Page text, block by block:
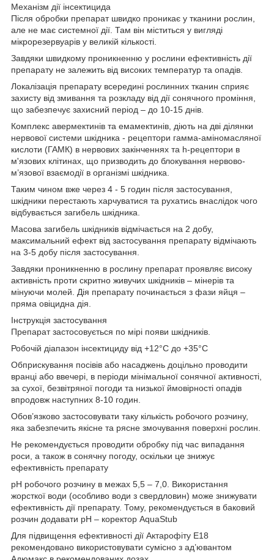
Механізм дії інсектицида
Після обробки препарат швидко проникає у тканини рослин,
але не має системної дії. Там він міститься у вигляді
мікрорезервуарів у великій кількості.
Завдяки швидкому проникненню у рослини ефективність дії
препарату не залежить від високих температур та опадів.
Локалізація препарату всередині рослинних тканин сприяє
захисту від змивання та розкладу від дії сонячного проміння,
що забезпечує захисний період – до 10-15 днів.
Комплекс авермектинів та емамектинів, діють на дві ділянки
нервової системи шкідника - рецептори гамма-аміномасляної
кислоти (ГАМК) в нервових закінченнях та h-рецептори в
м'язових клітинах, що призводить до блокування нервово-
м’язової взаємодії в організмі шкідника.
Таким чином вже через 4 - 5 годин після застосування,
шкідники перестають харчуватися та рухатись внаслідок чого
відбувається загибель шкідника.
Масова загибель шкідників відмічається на 2 добу,
максимальний ефект від застосування препарату відмічають
на 3-5 добу після застосування.
Завдяки проникненню в рослину препарат проявляє високу
активність проти скритно живучих шкідників – мінерів та
мінуючи молей. Дія препарату починається з фази яйця –
пряма овіцидна дія.
Інструкція застосування
Препарат застосовується по мірі появи шкідників.
Робочій діапазон інсектициду від +12°С до +35°С
Обприскування посівів або насаджень доцільно проводити
вранці або ввечері, в періоди мінімальної сонячної активності,
за сухої, безвітряної погоди та низької ймовірності опадів
впродовж наступних 8-10 годин.
Обов’язково застосовувати таку кількість робочого розчину,
яка забезпечить якісне та рясне змочування поверхні рослин.
Не рекомендується проводити обробку під час випадання
роси, а також в сонячну погоду, оскільки це знижує
ефективність препарату
рН робочого розчину в межах 5,5 – 7,0. Використання
жорсткої води (особливо води з свердловин) може знижувати
ефективність дії препарату. Тому, рекомендується в баковий
розчин додавати рН – коректор AquaStub
Для підвищення ефективності дії Актарофіту Е18
рекомендовано використовувати сумісно з ад’ювантом